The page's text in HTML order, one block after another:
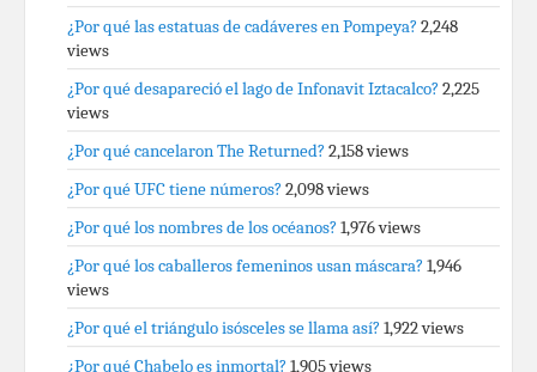
¿Por qué las estatuas de cadáveres en Pompeya? 2,248
views
¿Por qué desapareció el lago de Infonavit Iztacalco? 2,225
views
¿Por qué cancelaron The Returned? 2,158 views
¿Por qué UFC tiene números? 2,098 views
¿Por qué los nombres de los océanos? 1,976 views
¿Por qué los caballeros femeninos usan máscara? 1,946
views
¿Por qué el triángulo isósceles se llama así? 1,922 views
¿Por qué Chabelo es inmortal? 1,905 views